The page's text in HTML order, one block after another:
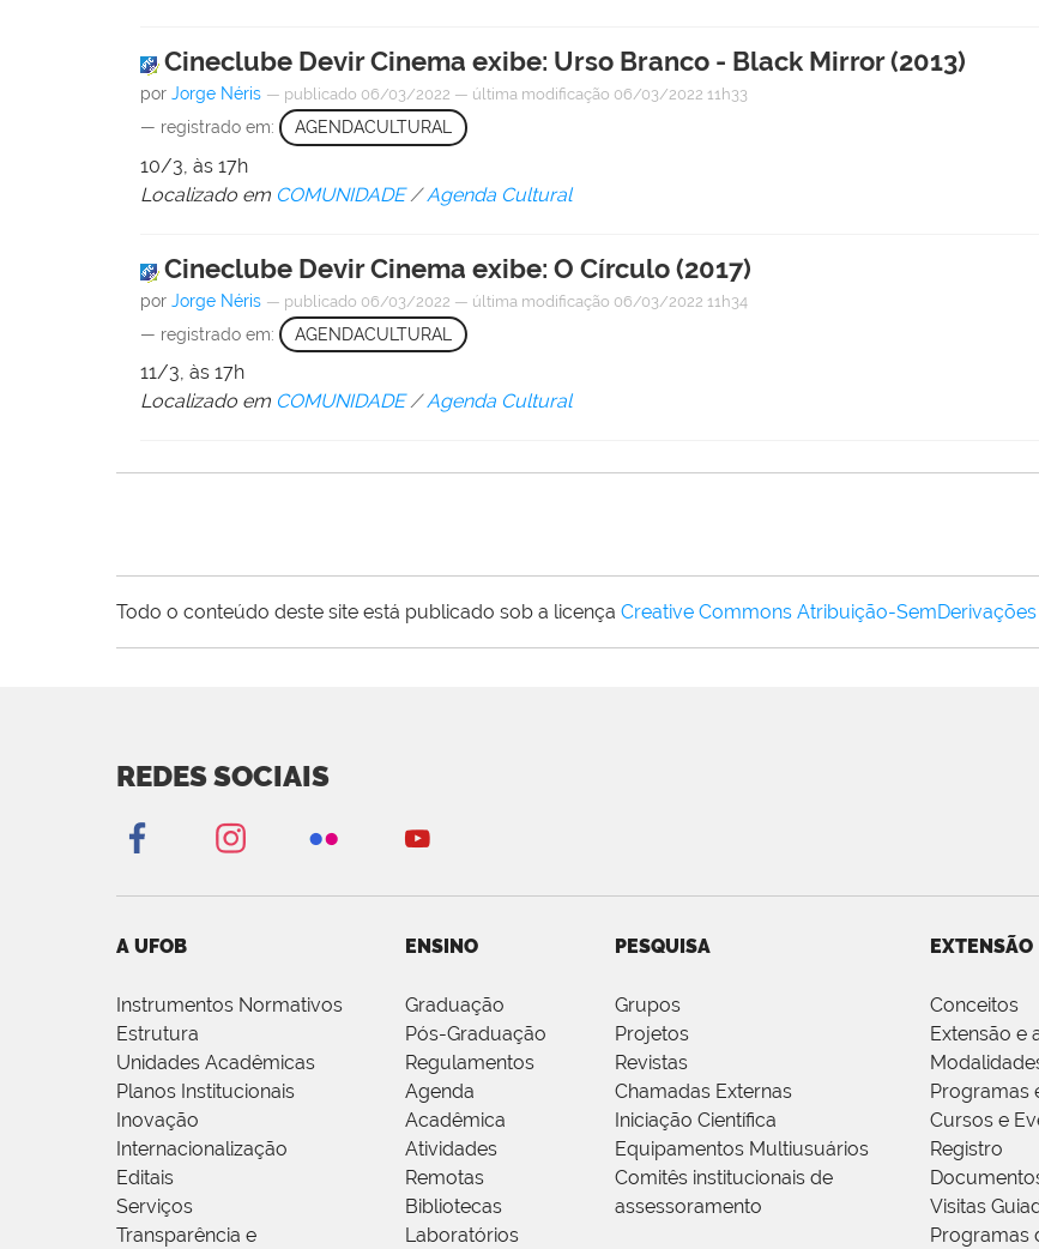
Cineclube Devir Cinema exibe: Urso Branco - Black Mirror (2013)
porJorge Néris — publicado 06/03/2022 — última modificação 06/03/2022 11h33
— registrado em: AGENDACULTURAL
10/3, às 17h
Localizado em COMUNIDADE /Agenda Cultural
Cineclube Devir Cinema exibe: O Círculo (2017)
porJorge Néris — publicado 06/03/2022 — última modificação 06/03/2022 11h34
— registrado em: AGENDACULTURAL
11/3, às 17h
Localizado em COMUNIDADE /Agenda Cultural
Todo o conteúdo deste site está publicado sob a licença Creative Commons Atribuição-
REDES SOCIAIS
A UFOB
Instrumentos Normativos
Estrutura
Unidades Acadêmicas
Planos Institucionais
Inovação
Internacionalização
Editais
Serviços
Transparência e
ENSINO
Graduação
Pós-Graduação
Regulamentos
Agenda
Acadêmica
Atividades
Remotas
Bibliotecas
Laboratórios
PESQUISA
Grupos
Projetos
Revistas
Chamadas Externas
Iniciação Científica
Equipamentos Multiusuários
Comitês institucionais de
assessoramento
EXTENSÃO
Conceitos
Extensão e
Programas
Cursos e
Registro
Visitas
Programas